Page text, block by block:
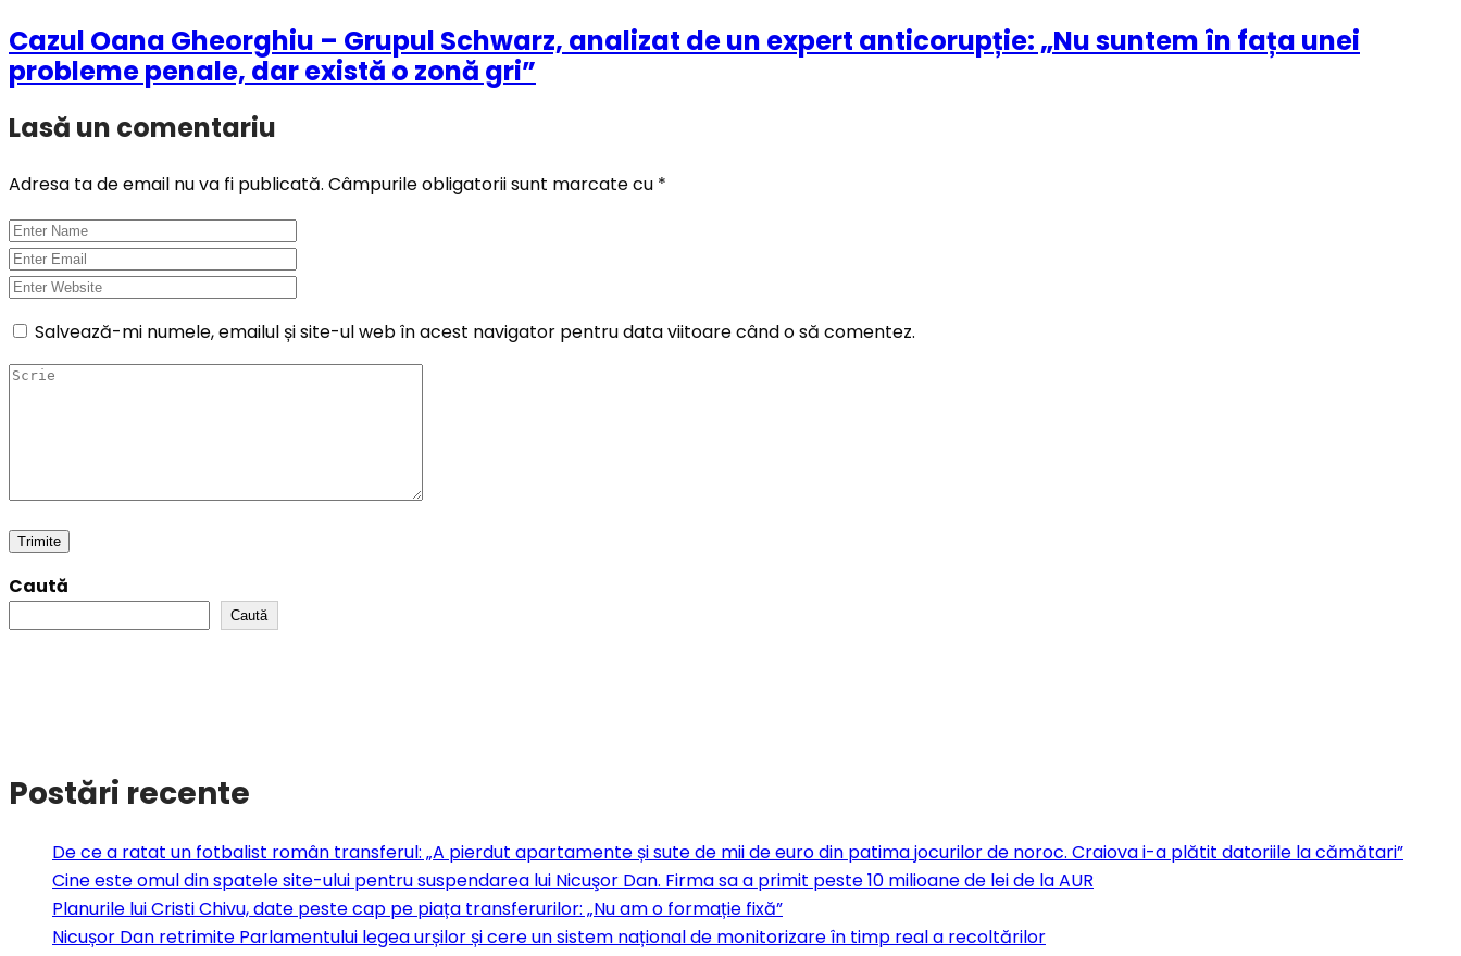
Cazul Oana Gheorghiu – Grupul Schwarz, analizat de un expert anticorupție: „Nu suntem în fața unei
probleme penale, dar există o zonă gri”
Lasă un comentariu
Adresa ta de email nu va fi publicată. Câmpurile obligatorii sunt marcate cu *
Salvează-mi numele, emailul și site-ul web în acest navigator pentru data viitoare când o să comentez.
Caută
Caută
Postări recente
De ce a ratat un fotbalist român transferul: „A pierdut apartamente și sute de mii de euro din patima jocurilor de noroc. Craiova i-a plătit datoriile la cămătari”
Cine este omul din spatele site-ului pentru suspendarea lui Nicuşor Dan. Firma sa a primit peste 10 milioane de lei de la AUR
Planurile lui Cristi Chivu, date peste cap pe piața transferurilor: „Nu am o formație fixă”
Nicușor Dan retrimite Parlamentului legea urșilor și cere un sistem național de monitorizare în timp real a recoltărilor